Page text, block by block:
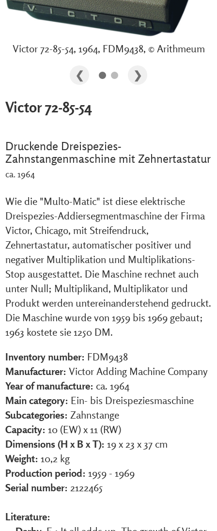
Victor 72-85-54, 1964, FDM9438, © Arithmeum
Victor 72-85-54
Druckende Dreispezies-
Zahnstangenmaschine mit Zehnertastatur
ca. 1964
Wie die "Multo-Matic" ist diese elektrische
Dreispezies-Addiersegmentmaschine der Firma
Victor, Chicago, mit Streifendruck,
Zehnertastatur, automatischer positiver und
negativer Multiplikation und Multiplikations-
Stop ausgestattet. Die Maschine rechnet auch
unter Null; Multiplikand, Multiplikator und
Produkt werden untereinanderstehend gedruckt.
Die Maschine wurde von 1959 bis 1969 gebaut;
1963 kostete sie 1250 DM.
Inventory number: FDM9438
Manufacturer: Victor Adding Machine Company
Year of manufacture: ca. 1964
Main category: Ein- bis Dreispeziesmaschine
Subcategories: Zahnstange
Capacity: 10 (EW) x 11 (RW)
Dimensions (H x B x T): 19 x 23 x 37 cm
Weight: 10,2 kg
Production period: 1959 - 1969
Serial number: 2122465
Literature: